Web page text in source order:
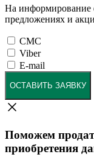
На информирование
предложениях и
СМС
Viber
E-mail
ОСТАВИТЬ ЗАЯВКУ
Поможем
приобретения